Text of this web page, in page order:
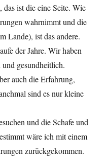
ist die eine Seite. Wie
wahrnimmt und die
Lande), ist das andere.
der Jahre. Wir haben
gesundheitlich.
auch die Erfahrung,
sind es nur kleine
und die Schafe und
wäre ich mit einem
zurückgekommen.